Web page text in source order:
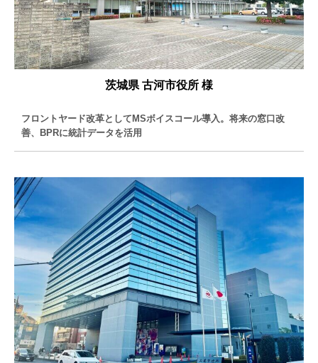
茨城県 古河市役所 様
フロントヤード改革としてMSボイスコール導入。将来の窓口改
善、BPRに統計データを活用